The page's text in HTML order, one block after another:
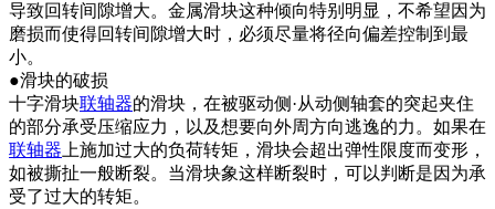
导致回转间隙增大。金属滑块这种倾向特别明显，不希望因为
磨损而使得回转间隙增大时，必须尽量将径向偏差控制到最
小。
●滑块的破损
十字滑块联轴器的滑块，在被驱动侧·从动侧轴套的突起夹住
的部分承受压缩应力，以及想要向外周方向逃逸的力。如果在
联轴器 上施加过大的负荷转矩，滑块会超出弹性限度而变形，
如被撕扯一般断裂。当滑块象这样断裂时，可以判断是因为承
受了过大的转矩。